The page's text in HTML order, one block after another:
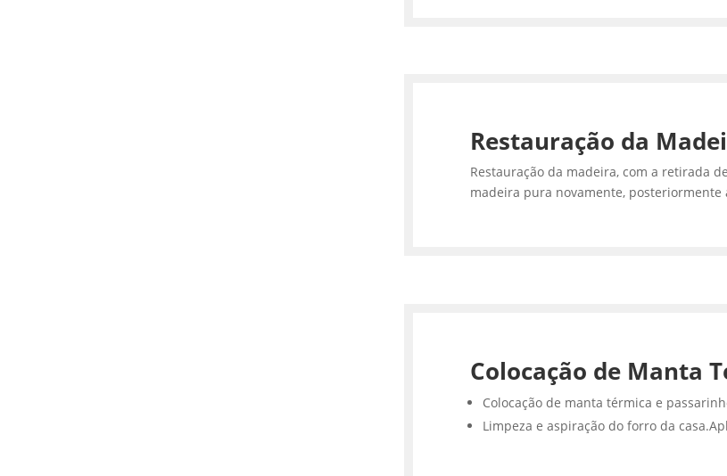
Restauração da
Restauração da madeira, com a retirada
madeira pura novamente, posteriormente
Colocação de Manta
Colocação de manta térmica e
Limpeza e aspiração do forro da